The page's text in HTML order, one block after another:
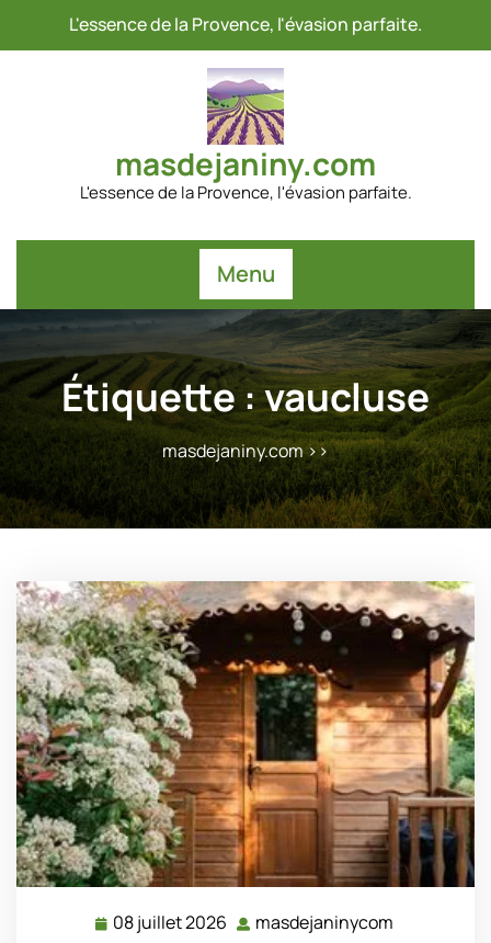
L'essence de la Provence, l'évasion parfaite.
masdejaniny.com
L'essence de la Provence, l'évasion parfaite.
Menu
Étiquette :vaucluse
masdejaniny.com>>
08 juillet 2026 08 masdejaninycom